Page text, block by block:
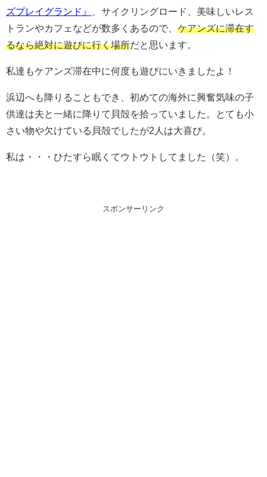
ズプレイグランド』
、サイクリングロード、美味しいレス
トランやカフェなどが数多くあるので、 ケアンズに滞在す
るなら絶対に遊びに行く場所だと思います。
私達もケアンズ滞在中に何度も遊びにいきましたよ！
浜辺へも降りることもでき、初めての海外に興奮気味の子
供達は夫と一緒に降りて貝殻を拾っていました。とても小
さい物や欠けている貝殻でしたが2人は大喜び。
私は・・・ひたすら眠くてウトウトしてました（笑）。
スポンサーリンク